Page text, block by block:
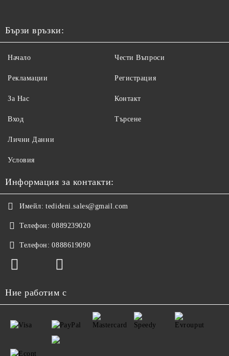
Бързи връзки:
Начало
Рекламации
За Нас
Вход
Чести Въпроси
Регистрация
Контакт
Търсене
Лични Данни
Условия
Информация за контакти:
Имейл: tedideni.sales@gmail.com
Телефон: 0889239020
Телефон: 0888619090
Ние работим с